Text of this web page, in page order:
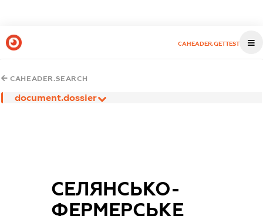
CAHEADER.GETTEST
CAHEADER.SEARCH
document.dossier
СЕЛЯНСЬКО-
ФЕРМЕРСЬКЕ